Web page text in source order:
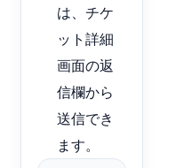
は、チケ
ット詳細
画面の返
信欄から
送信でき
ます。